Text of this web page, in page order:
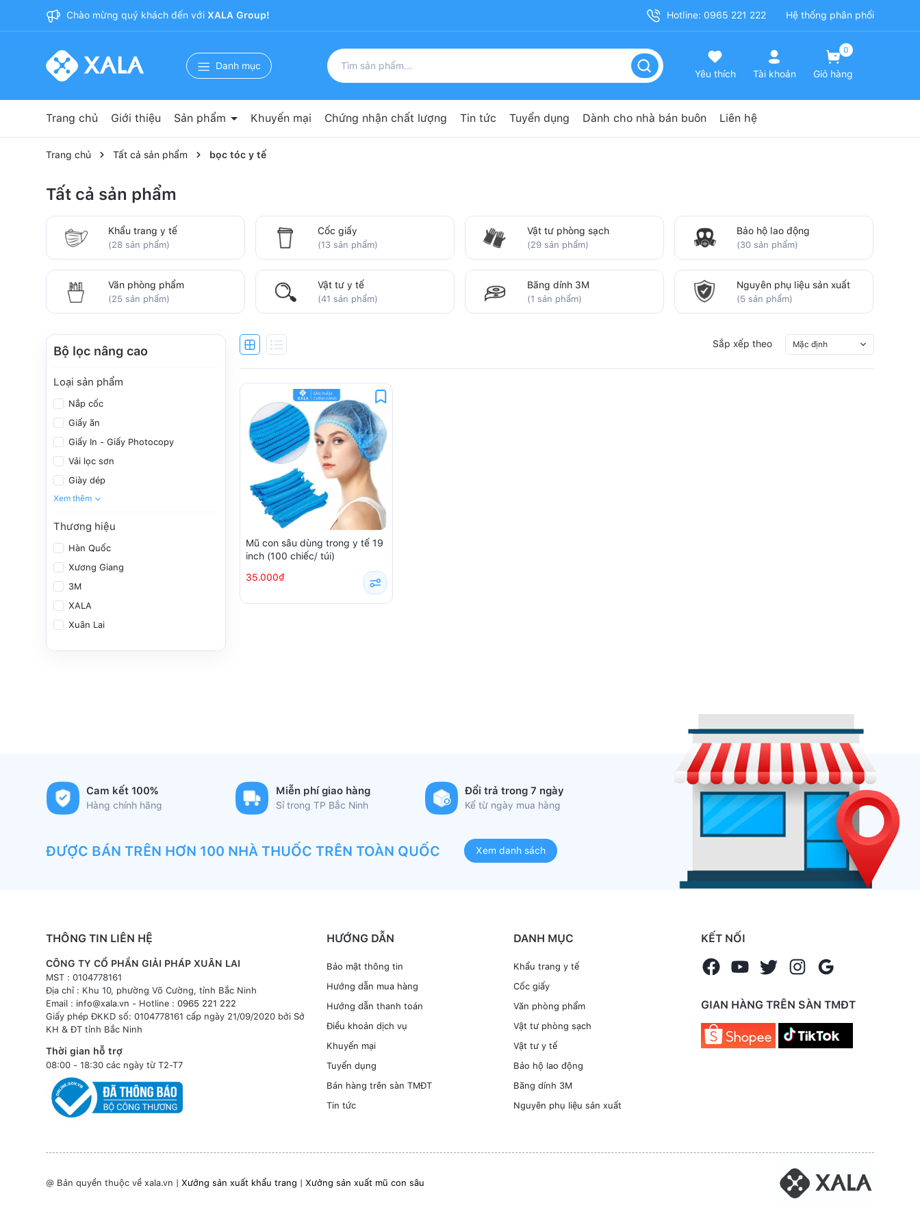
Chào mừng quý khách đến với XALA Group! Hotline: 0965 221 222 Hệ thống phân phối
Danh mục
Yêu thích Tài khoản
0
Giỏ hàng
Trang chủ Giới thiệu Sản phẩm Khuyến mại Chứng nhận chất lượng Tin tức Tuyển dụng Dành cho nhà bán buôn Liên hệ
Trang chủ Tất cả sản phẩm bọc tóc y tế
Tất cả sản phẩm
Khẩu trang y tế
(28 sản phẩm)
Cốc giấy
(13 sản phẩm)
Vật tư phòng sạch
(29 sản phẩm)
Bảo hộ lao động
(30 sản phẩm)
Văn phòng phẩm
(25 sản phẩm)
Vật tư y tế
(41 sản phẩm)
Băng dính 3M
(1 sản phẩm)
Nguyên phụ liệu sản xuất
(5 sản phẩm)
Bộ lọc nâng cao
Loại sản phẩm
Nắp cốc
Giấy ăn
Giấy In - Giấy Photocopy
Vải lọc sơn
Giày dép
Xem thêm
Thương hiệu
Hàn Quốc
Xương Giang
3M
XALA
Xuân Lai
Sắp xếp theo Mặc định
Mũ con sâu dùng trong y tế 19
inch (100 chiếc/ túi)
35.000₫
Cam kết 100%
Hàng chính hãng
Miễn phí giao hàng
Sỉ trong TP Bắc Ninh
Đổi trả trong 7 ngày
Kể từ ngày mua hàng
ĐƯỢC BÁN TRÊN HƠN 100 NHÀ THUỐC TRÊN TOÀN QUỐC Xem danh sách
THÔNG TIN LIÊN HỆ
CÔNG TY CỔ PHẦN GIẢI PHÁP XUÂN LAI
MST : 0104778161
Địa chỉ : Khu 10, phường Võ Cường, tỉnh Bắc Ninh
Email : info@xala.vn - Hotline : 0965 221 222
Giấy phép ĐKKD số: 0104778161 cấp ngày 21/09/2020 bởi Sở
KH & ĐT tỉnh Bắc Ninh
Thời gian hỗ trợ
08:00 - 18:30 các ngày từ T2-T7
HƯỚNG DẪN
Bảo mật thông tin
Hướng dẫn mua hàng
Hướng dẫn thanh toán
Điều khoản dịch vụ
Khuyến mại
Tuyển dụng
Bán hàng trên sàn TMĐT
Tin tức
DANH MỤC
Khẩu trang y tế
Cốc giấy
Văn phòng phẩm
Vật tư phòng sạch
Vật tư y tế
Bảo hộ lao động
Băng dính 3M
Nguyên phụ liệu sản xuất
KẾT NỐI
GIAN HÀNG TRÊN SÀN TMĐT
@ Bản quyền thuộc về xala.vn | Xưởng sản xuất khẩu trang | Xưởng sản xuất mũ con sâu